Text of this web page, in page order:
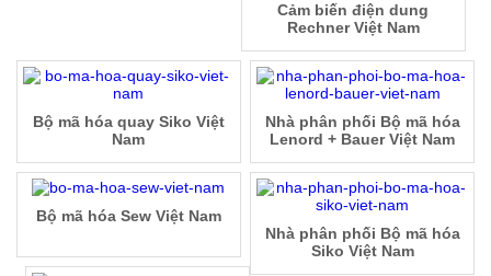
Cảm biến điện dung
Rechner Việt Nam
Nhà phân phối Bộ mã hóa
Lenord + Bauer Việt Nam
Bộ mã hóa quay Siko Việt
Nam
Nhà phân phối Bộ mã hóa
Siko Việt Nam
Bộ mã hóa Sew Việt Nam